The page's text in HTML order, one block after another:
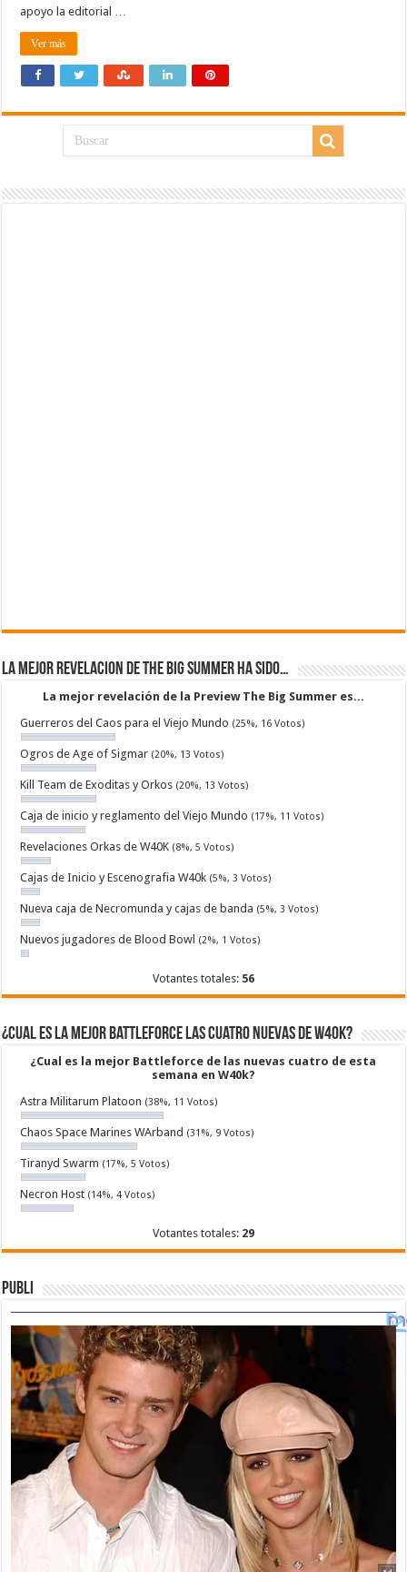
apoyo la editorial …
Ver más
La mejor revelacion de The Big Summer ha sido…
La mejor revelación de la Preview The Big Summer es...
Guerreros del Caos para el Viejo Mundo (25%, 16 Votos)
Ogros de Age of Sigmar (20%, 13 Votos)
Kill Team de Exoditas y Orkos (20%, 13 Votos)
Caja de inicio y reglamento del Viejo Mundo (17%, 11 Votos)
Revelaciones Orkas de W40K (8%, 5 Votos)
Cajas de Inicio y Escenografia W40k (5%, 3 Votos)
Nueva caja de Necromunda y cajas de banda (5%, 3 Votos)
Nuevos jugadores de Blood Bowl (2%, 1 Votos)
Votantes totales: 56
¿Cual es la mejor Battleforce las cuatro nuevas de W40k?
¿Cual es la mejor Battleforce de las nuevas cuatro de esta
semana en W40k?
Astra Militarum Platoon (38%, 11 Votos)
Chaos Space Marines WArband (31%, 9 Votos)
Tiranyd Swarm (17%, 5 Votos)
Necron Host (14%, 4 Votos)
Votantes totales: 29
Publi